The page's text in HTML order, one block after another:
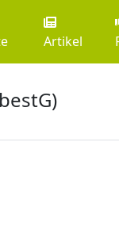
Artikel